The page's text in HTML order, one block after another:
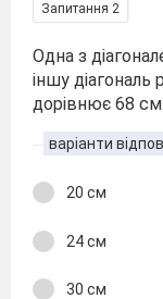
Запитання 2
Одна з
іншу
дорівнює 68 см.
варіанти
20 см
24 см
30 см